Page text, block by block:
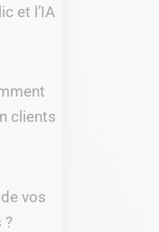
et l’IA
clients
vos
?